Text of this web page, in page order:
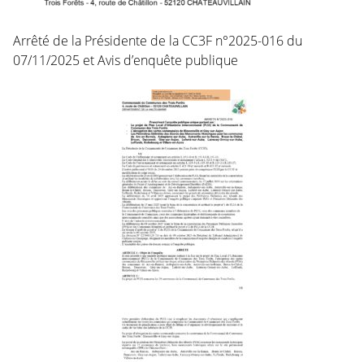
Arrêté de la Présidente de la CC3F n°2025-016 du
07/11/2025 et Avis d’enquête publique